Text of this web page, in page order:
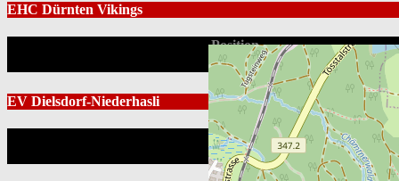
EHC Dürnten Vikings
Position
EV Dielsdorf-Niederhasli
Position